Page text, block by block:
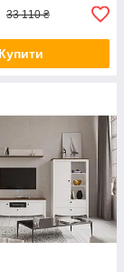
33 110 ₴
Купити